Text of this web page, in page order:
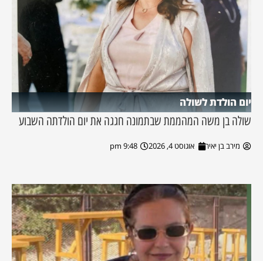
יום הולדת לשולה
שולה בן משה המהממת שבתמונה חגגה את יום הולדתה השבוע
מירב בן יאיר אוגוסט 4, 2026 9:48 pm